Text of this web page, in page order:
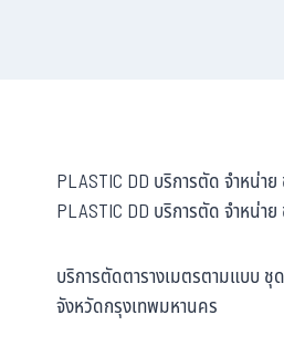
PLASTIC DD บริการตัด จำหน่า
PLASTIC DD บริการตัด จำหน่า
บริการตัดตารางเมตรตามแบบ ชุ
จังหวัดกรุงเทพมหานคร